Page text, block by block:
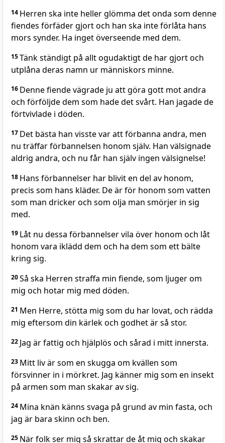
14 Herren ska inte heller glömma det onda som denne
fiendes förfäder gjort och han ska inte förlåta hans
mors synder. Ha inget överseende med dem.
15Tänk ständigt på allt ogudaktigt de har gjort och
utplåna deras namn ur människors minne.
16 Denne fiende vägrade ju att göra gott mot andra
och förföljde dem som hade det svårt. Han jagade de
förtvivlade i döden.
17 Det bästa han visste var att förbanna andra, men
nu träffar förbannelsen honom själv. Han välsignade
aldrig andra, och nu får han själv ingen välsignelse!
18 Hans förbannelser har blivit en del av honom,
precis som hans kläder. De är för honom som vatten
som man dricker och som olja man smörjer in sig
med.
19 Låt nu dessa förbannelser vila över honom och låt
honom vara iklädd dem och ha dem som ett bälte
kring sig.
20Så ska Herren straffa min fiende, som ljuger om
mig och hotar mig med döden.
21 Men Herre, stötta mig som du har lovat, och rädda
mig eftersom din kärlek och godhet är så stor.
22 Jag är fattig och hjälplös och sårad i mitt innersta.
23 Mitt liv är som en skugga om kvällen som
försvinner in i mörkret. Jag känner mig som en insekt
på armen som man skakar av sig.
24 Mina knän känns svaga på grund av min fasta, och
jag är bara skinn och ben.
25 När folk ser mig så skrattar de åt mig och skakar